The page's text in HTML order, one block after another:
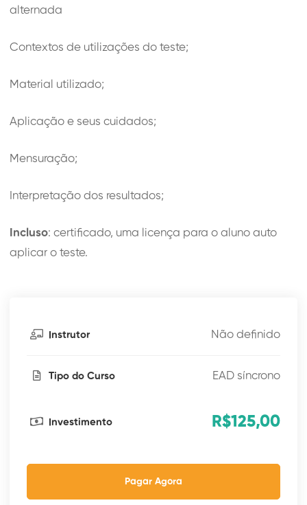
alternada
Contextos de utilizações do teste;
Material utilizado;
Aplicação e seus cuidados;
Mensuração;
Interpretação dos resultados;
Incluso: certificado, uma licença para o aluno auto
aplicar o teste.
Instrutor Não definido
Tipo do Curso EAD síncrono
Investimento R$125,00
Pagar Agora